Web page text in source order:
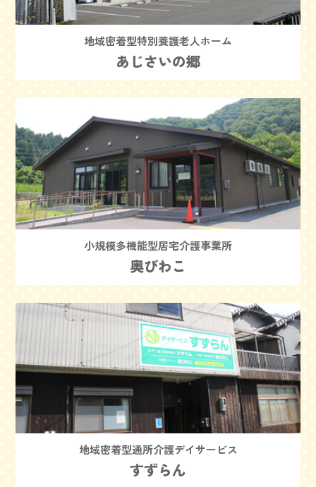
地域密着型特別養護老人ホーム
あじさいの郷
小規模多機能型居宅介護事業所
奥びわこ
地域密着型通所介護デイサービス
すずらん